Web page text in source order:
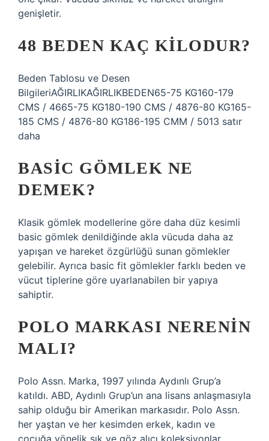
genişletir.
48 BEDEN KAÇ KILODUR?
Beden Tablosu ve Desen
BilgileriAĞIRLIKAĞIRLIKBEDEN65-75 KG160-179
CMS / 4665-75 KG180-190 CMS / 4876-80 KG165-
185 CMS / 4876-80 KG186-195 CMM / 5013 satır
daha
BASIC GÖMLEK NE
DEMEK?
Klasik gömlek modellerine göre daha düz kesimli
basic gömlek denildiğinde akla vücuda daha az
yapışan ve hareket özgürlüğü sunan gömlekler
gelebilir. Ayrıca basic fit gömlekler farklı beden ve
vücut tiplerine göre uyarlanabilen bir yapıya
sahiptir.
POLO MARKASI NERENIN
MALI?
Polo Assn. Marka, 1997 yılında Aydınlı Grup’a
katıldı. ABD, Aydınlı Grup’un ana lisans anlaşmasıyla
sahip olduğu bir Amerikan markasıdır. Polo Assn.
her yaştan ve her kesimden erkek, kadın ve
çocuğa yönelik şık ve göz alıcı koleksiyonlar